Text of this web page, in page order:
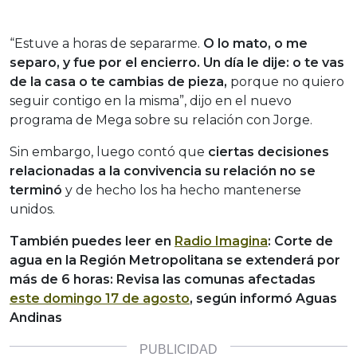
“Estuve a horas de separarme. O lo mato, o me
separo, y fue por el encierro. Un día le dije: o te vas
de la casa o te cambias de pieza, porque no quiero
seguir contigo en la misma”, dijo en el nuevo
programa de Mega sobre su relación con Jorge.
Sin embargo, luego contó que ciertas decisiones
relacionadas a la convivencia su relación no se
terminó y de hecho los ha hecho mantenerse
unidos.
También puedes leer en Radio Imagina: Corte de
agua en la Región Metropolitana se extenderá por
más de 6 horas: Revisa las comunas afectadas
este domingo 17 de agosto, según informó Aguas
Andinas